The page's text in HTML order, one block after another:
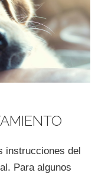
instrucciones del
Para algunos